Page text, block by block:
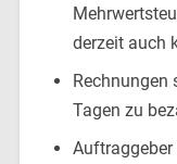
derzeit auch
Rechnungen
Tagen zu